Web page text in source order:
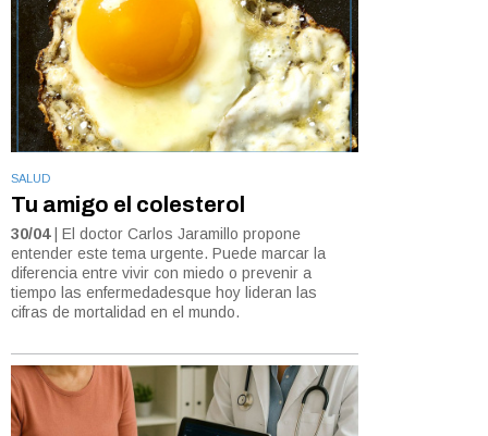
SALUD
Tu amigo el colesterol
30/04| El doctor Carlos Jaramillo propone
entender este tema urgente. Puede marcar la
diferencia entre vivir con miedo o prevenir a
tiempo las enfermedadesque hoy lideran las
cifras de mortalidad en el mundo.